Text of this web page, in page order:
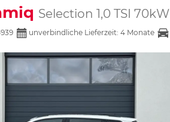
Selection 1,0 TSI 70kW
unverbindliche Lieferzeit: 4 Monate